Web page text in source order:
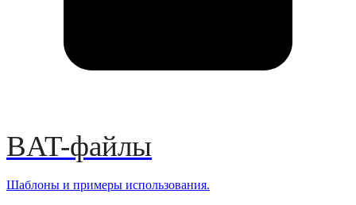
BAT-файлы
Шаблоны и примеры использования.